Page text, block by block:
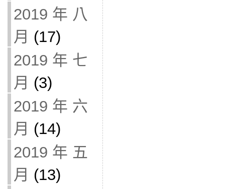
2019 年 八
月 (17)
2019 年 七
月 (3)
2019 年 六
月 (14)
2019 年 五
月 (13)